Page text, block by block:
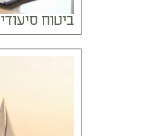
ביטוח סיעודי